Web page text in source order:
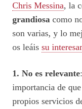
Chris Messina, la
grandiosa como
son varias, y lo
os leáis su
1. No es relevante
importancia de
propios servicios